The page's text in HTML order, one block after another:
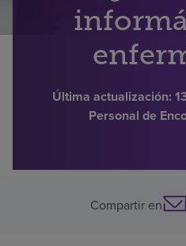
Buscar un centro
Última actualización:
Personal de
Compartir en